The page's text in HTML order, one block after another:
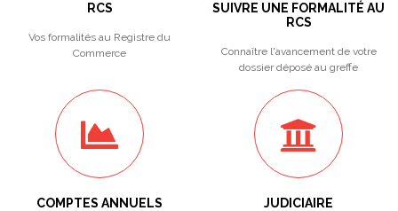
RCS
Vos formalités au Registre du
Commerce
SUIVRE UNE FORMALITÉ AU
RCS
Connaître l'avancement de votre
dossier déposé au greffe
COMPTES ANNUELS JUDICIAIRE